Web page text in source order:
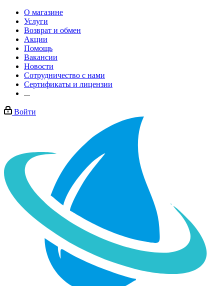
О магазине
Услуги
Возврат и обмен
Акции
Помощь
Вакансии
Новости
Сотрудничество с нами
Сертификаты и лицензии
...
Войти